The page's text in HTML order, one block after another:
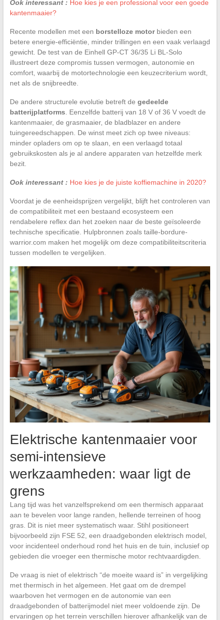
Ook interessant : Hoe kies je een professional voor een goede
kantenmaaier?
Recente modellen met een borstelloze motorbieden een
betere energie-efficiëntie, minder trillingen en een vaak verlaagd
gewicht. De test van de Einhell GP-CT 36/35 Li BL-Solo
illustreert deze compromis tussen vermogen, autonomie en
comfort, waarbij de motortechnologie een keuzecriterium wordt,
net als de snijbreedte.
De andere structurele evolutie betreft de gedeelde
batterijplatforms . Eenzelfde batterij van 18 V of 36 V voedt de
kantenmaaier, de grasmaaier, de bladblazer en andere
tuingereedschappen. De winst meet zich op twee niveaus:
minder opladers om op te slaan, en een verlaagd totaal
gebruikskosten als je al andere apparaten van hetzelfde merk
bezit.
Ook interessant : Hoe kies je de juiste koffiemachine in 2020?
Voordat je de eenheidsprijzen vergelijkt, blijft het controleren van
de compatibiliteit met een bestaand ecosysteem een
rendabelere reflex dan het zoeken naar de beste geïsoleerde
technische specificatie. Hulpbronnen zoals taille-bordure-
warrior.com maken het mogelijk om deze compatibiliteitscriteria
tussen modellen te vergelijken.
Elektrische kantenmaaier voor
semi-intensieve
werkzaamheden: waar ligt de
grens
Lang tijd was het vanzelfsprekend om een thermisch apparaat
aan te bevelen voor lange randen, hellende terreinen of hoog
gras. Dit is niet meer systematisch waar. Stihl positioneert
bijvoorbeeld zijn FSE 52, een draadgebonden elektrisch model,
voor incidenteel onderhoud rond het huis en de tuin, inclusief op
gebieden die vroeger een thermische motor rechtvaardigden.
De vraag is niet of elektrisch “de moeite waard is” in vergelijking
met thermisch in het algemeen. Het gaat om de drempel
waarboven het vermogen en de autonomie van een
draadgebonden of batterijmodel niet meer voldoende zijn. De
ervaringen op het terrein verschillen hierover afhankelijk van de